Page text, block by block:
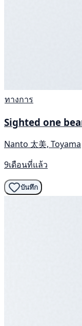
ทางการ
Sighted one
Nanto 太美, Toyama
9เดือนที่แล้ว
บันทึก